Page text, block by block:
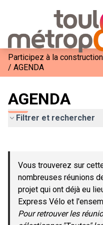
Participez à la
/ AGENDA
AGENDA
Filtrer et rechercher
−
Vous trouverez sur
nombreuses réunions
projet qui ont déjà eu
Express Vélo et
Pour retrouver les